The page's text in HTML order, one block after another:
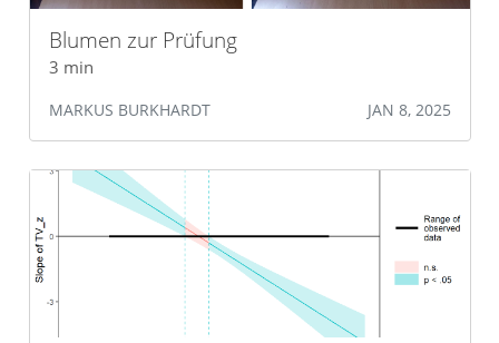
Blumen zur Prüfung
3 min
MARKUS BURKHARDT JAN 8, 2025